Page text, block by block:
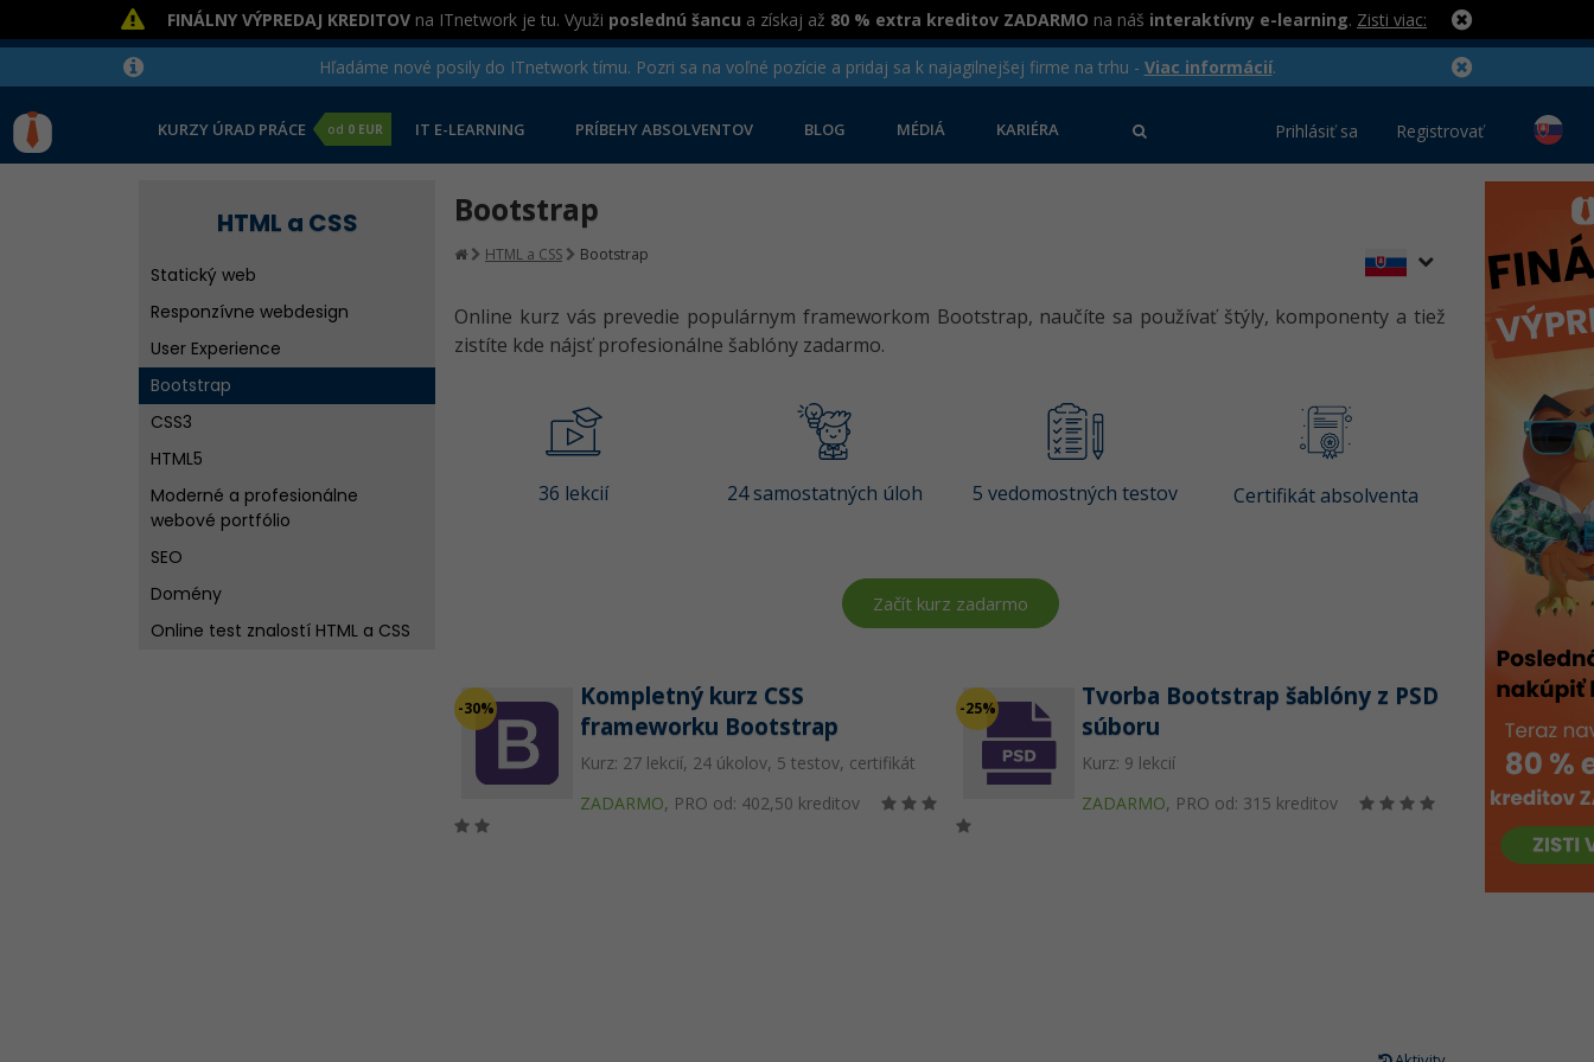
FINÁLNY VÝPREDAJ KREDITOV na ITnetwork je tu. Využi poslednú šancu a získaj až 80 % extra kreditov ZADARMO na náš interaktívny e-learning. Zisti viac:
Hľadáme nové posily do ITnetwork tímu. Pozri sa na voľné pozície a pridaj sa k najagilnejšej firme na trhu - Viac informácií.
KURZY ÚRAD PRÁCE od 0 EUR IT E-LEARNING PRÍBEHY ABSOLVENTOV BLOG MÉDIÁ KARIÉRA Prihlásiť sa Registrovať
HTML a CSS
Statický web
Responzívne webdesign
User Experience
Bootstrap
CSS3
HTML5
Moderné a profesionálne
webové portfólio
SEO
Domény
Online test znalostí HTML a CSS
Bootstrap
HTML a CSS Bootstrap
Online kurz vás prevedie populárnym frameworkom Bootstrap, naučíte sa používať štýly, komponenty a tiež
zistíte kde nájsť profesionálne šablóny zadarmo.
36 lekcií 24 samostatných úloh 5 vedomostných testov Certifikát absolventa
Začít kurz zadarmo
-30%
Kompletný kurz CSS
frameworku Bootstrap
Kurz: 27 lekcií, 24 úkolov, 5 testov, certifikát
ZADARMO, PRO od: 402,50 kreditov
-25%
Tvorba Bootstrap šablóny z PSD
súboru
Kurz: 9 lekcií
ZADARMO, PRO od: 315 kreditov